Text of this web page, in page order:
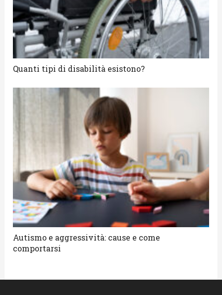
Quanti tipi di disabilità esistono?
Autismo e aggressività: cause e come
comportarsi